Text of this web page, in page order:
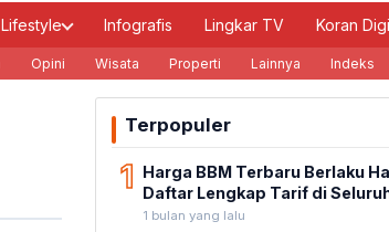
Lifestyle Infografis Lingkar TV Koran
Opini Wisata Properti Lainnya Indeks
Terpopuler
1 Harga BBM Terbaru Berlaku
Daftar Lengkap Tarif di
1 bulan yang lalu